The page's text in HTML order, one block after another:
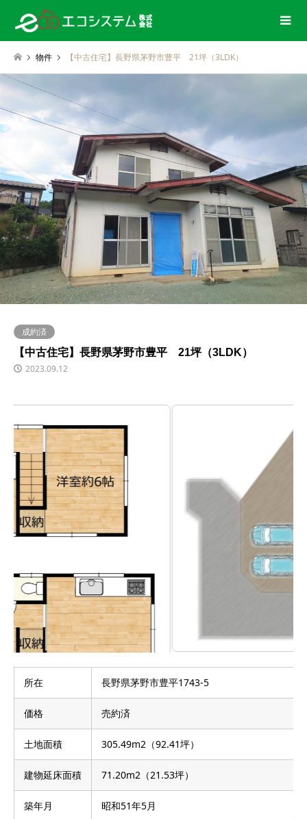
物件 【中古住宅】長野県茅野市豊平 21坪（3LDK）
成約済
【中古住宅】長野県茅野市豊平 21坪（3LDK）
2023.09.12
所在 長野県茅野市豊平1743-5
価格 売約済
土地面積 305.49m2（92.41坪）
建物延床面積 71.20m2（21.53坪）
築年月 昭和51年5月